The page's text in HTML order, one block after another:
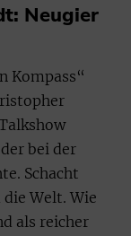
Neugier
Kompass“
bei der
Schacht
Welt. Wie
als reicher